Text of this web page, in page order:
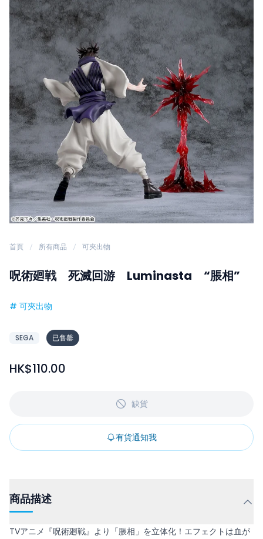
首頁 所有商品 可夾出物
呪術廻戦 死滅回游 Luminasta “脹相”
# 可夾出物
SEGA 已售罄
HK$110.00
缺貨
有貨通知我
商品描述
TVアニメ『呪術廻戦』より「脹相」を立体化！エフェクトは血が